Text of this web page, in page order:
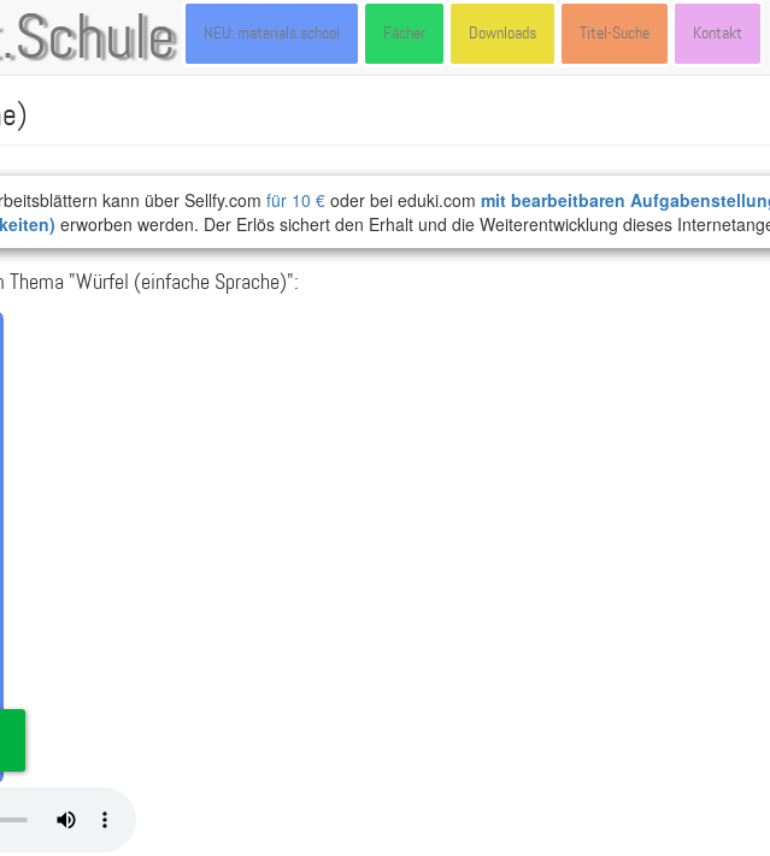
NEU: materials.school Fächer Downloads Titel-Suche Kontakt
kann über Sellfy.com für 10 € oder bei eduki.com mit bearbeitbaren
erworben werden. Der Erlös sichert den Erhalt und die Weiterentwicklung dieses
"Würfel (einfache Sprache)":